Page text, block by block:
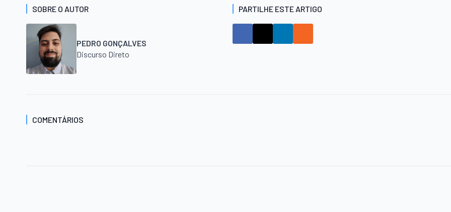
SOBRE O AUTOR
PEDRO GONÇALVES
Discurso Direto
PARTILHE ESTE ARTIGO
COMENTÁRIOS